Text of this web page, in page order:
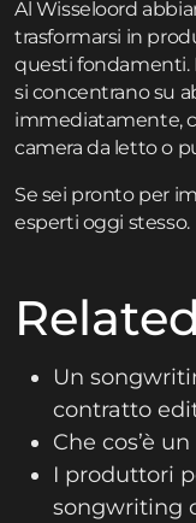
Al Wisseloord
trasformarsi in
questi fondamenti.
si concentrano su
immediatamente,
camera da letto o
Se sei pronto per
esperti oggi stesso.
Un
contratto
Che cos’è
I produttori
songwriting